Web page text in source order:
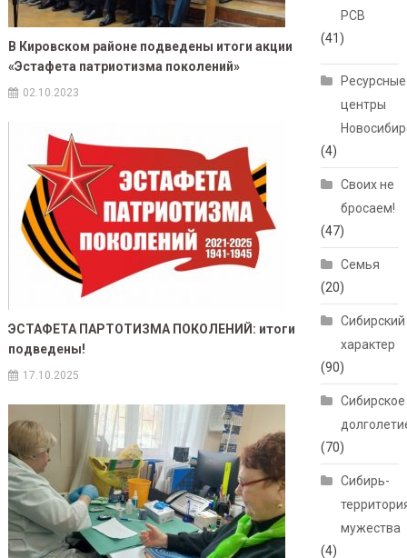
В Кировском районе подведены итоги акции
«Эстафета патриотизма поколений»
02.10.2023
ЭСТАФЕТА ПАРТОТИЗМА ПОКОЛЕНИЙ: итоги
подведены!
17.10.2025
РСВ
(41)
Ресурсные
центры
(4)
Своих не
бросаем!
(47)
Семья
(20)
Сибирский
характер
(90)
Сибирское
(70)
Сибирь-
мужества
(4)